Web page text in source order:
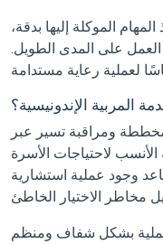
الموكلة إليها بدقة،
على المدى الطويل.
المربية الإندونيسية؟
مخططة ومراقبة تسير عبر
لاحتياجات الأسرة
وجود عملية استشارية
بشكل شفاف ومنظم